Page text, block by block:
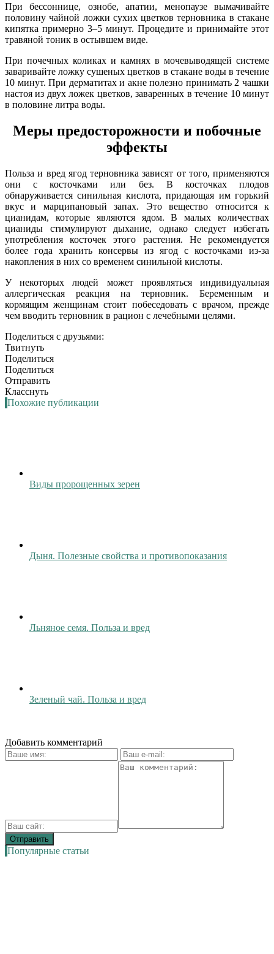
При бессоннице, ознобе, апатии, менопаузе вымачивайте
половину чайной ложки сухих цветков терновника в стакане
кипятка примерно 3–5 минут. Процедите и принимайте этот
травяной тоник в остывшем виде.
При почечных коликах и камнях в мочевыводящей системе
заваривайте ложку сушеных цветков в стакане воды в течение
10 минут. При дерматитах и акне полезно принимать 2 чашки
настоя из двух ложек цветков, заваренных в течение 10 минут
в половине литра воды.
Меры предосторожности и побочные
эффекты
Польза и вред ягод терновника зависят от того, применяются
они с косточками или без. В косточках плодов
обнаруживается синильная кислота, придающая им горький
вкус и марципановый запах. Это вещество относится к
цианидам, которые являются ядом. В малых количествах
цианиды стимулируют дыхание, однако следует избегать
употребления косточек этого растения. Не рекомендуется
более года хранить консервы из ягод с косточками из-за
накопления в них со временем синильной кислоты.
У некоторых людей может проявляться индивидуальная
аллергическая реакция на терновник. Беременным и
кормящим женщинам стоит побеседовать с врачом, прежде
чем вводить терновник в рацион с лечебными целями.
Поделиться с друзьями:
Твитнуть
Поделиться
Поделиться
Отправить
Класснуть
Похожие публикации
Виды пророщенных зерен
Дыня. Полезные свойства и противопоказания
Льняное семя. Польза и вред
Зеленый чай. Польза и вред
Добавить комментарий
Популярные статьи